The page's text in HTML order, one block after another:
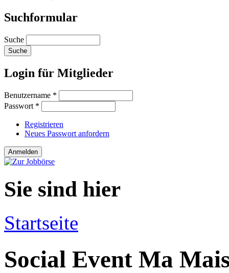
Suchformular
Suche
Login für Mitglieder
Benutzername *
Passwort *
Registrieren
Neues Passwort anfordern
Sie sind hier
Startseite
Social Event Ma